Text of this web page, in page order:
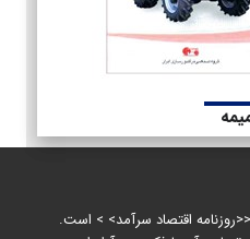
اقتصاد سرآمد> > است.